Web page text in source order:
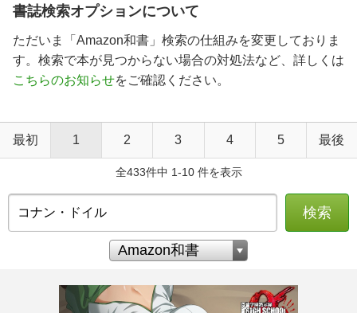
書誌検索オプションについて
ただいま「Amazon和書」検索の仕組みを変更しておりま
す。検索で本が見つからない場合の対処法など、詳しくは
こちらのお知らせをご確認ください。
最初 1 2 3 4 5 最後
全433件中 1-10 件を表示
検索